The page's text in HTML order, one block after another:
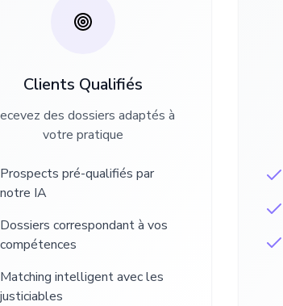
Clients Qualifiés
des dossiers adaptés à
votre pratique
Prospects pré-qualifiés par
notre IA
Dossiers correspondant à vos
compétences
Matching intelligent avec les
justiciables